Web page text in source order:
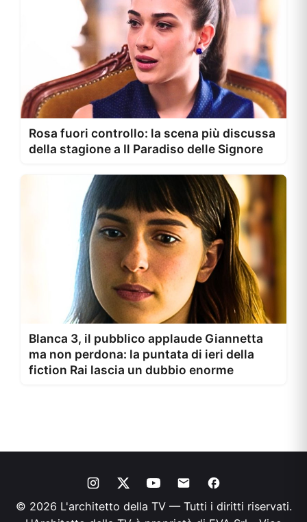
Rosa fuori controllo: la scena più discussa
della stagione a Il Paradiso delle Signore
Blanca 3, il pubblico applaude Giannetta
ma non perdona: la puntata di ieri della
fiction Rai lascia un dubbio enorme
© 2026 L'architetto della TV — Tutti i diritti riservati.